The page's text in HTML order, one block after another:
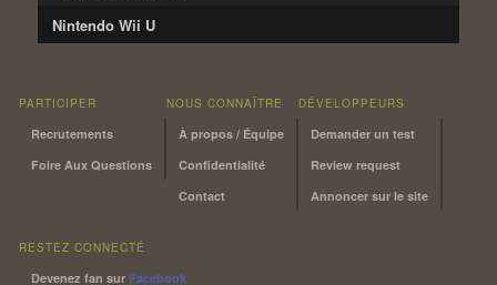
Nintendo Wii U
PARTICIPER
Recrutements
Foire Aux Questions
NOUS CONNAÎTRE
À propos / Équipe
Confidentialité
Contact
DÉVELOPPEURS
Demander un test
Review request
Annoncer sur le site
RESTEZ CONNECTÉ
Devenez fan sur Facebook